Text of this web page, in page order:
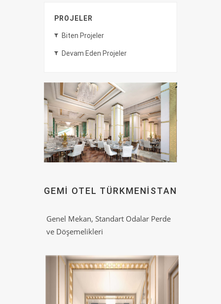
PROJELER
Biten Projeler
Devam Eden Projeler
GEMI OTEL TÜRKMENISTAN
Genel Mekan, Standart Odalar Perde
ve Döşemelikleri